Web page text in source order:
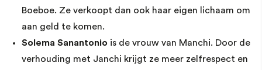
Boeboe. Ze verkoopt dan ook haar eigen lichaam om
aan geld te komen.
Solema Sanantonio is de vrouw van Manchi. Door de
verhouding met Janchi krijgt ze meer zelfrespect en